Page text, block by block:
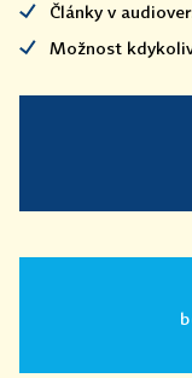
Články v
Možnost